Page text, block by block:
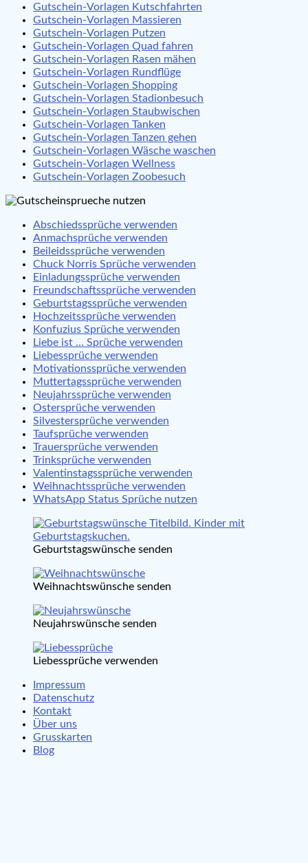
Gutschein-Vorlagen Kutschfahrten
Gutschein-Vorlagen Massieren
Gutschein-Vorlagen Putzen
Gutschein-Vorlagen Quad fahren
Gutschein-Vorlagen Rasen mähen
Gutschein-Vorlagen Rundflüge
Gutschein-Vorlagen Shopping
Gutschein-Vorlagen Stadionbesuch
Gutschein-Vorlagen Staubwischen
Gutschein-Vorlagen Tanken
Gutschein-Vorlagen Tanzen gehen
Gutschein-Vorlagen Wäsche waschen
Gutschein-Vorlagen Wellness
Gutschein-Vorlagen Zoobesuch
Abschiedssprüche verwenden
Anmachsprüche verwenden
Beileidssprüche verwenden
Chuck Norris Sprüche verwenden
Einladungssprüche verwenden
Freundschaftssprüche verwenden
Geburtstagssprüche verwenden
Hochzeitssprüche verwenden
Konfuzius Sprüche verwenden
Liebe ist … Sprüche verwenden
Liebessprüche verwenden
Motivationssprüche verwenden
Muttertagssprüche verwenden
Neujahrssprüche verwenden
Ostersprüche verwenden
Silvestersprüche verwenden
Taufsprüche verwenden
Trauersprüche verwenden
Trinksprüche verwenden
Valentinstagssprüche verwenden
Weihnachtssprüche verwenden
WhatsApp Status Sprüche nutzen
Geburtstagswünsche senden
Weihnachtswünsche senden
Neujahrswünsche senden
Liebessprüche verwenden
Impressum
Datenschutz
Kontakt
Über uns
Grusskarten
Blog